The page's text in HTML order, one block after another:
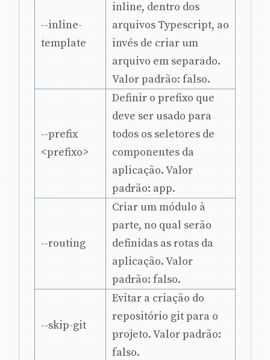
--inline-
template
inline, dentro dos
arquivos Typescript, ao
invés de criar um
arquivo em separado.
Valor padrão: falso.
--prefix
<prefixo>
Definir o prefixo que
deve ser usado para
todos os seletores de
componentes da
aplicação. Valor
padrão: app.
--routing
Criar um módulo à
parte, no qual serão
definidas as rotas da
aplicação. Valor
padrão: falso.
--skip-git
Evitar a criação do
repositório git para o
projeto. Valor padrão:
falso.